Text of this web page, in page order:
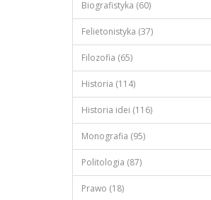
Biografistyka (60)
Felietonistyka (37)
Filozofia (65)
Historia (114)
Historia idei (116)
Monografia (95)
Politologia (87)
Prawo (18)